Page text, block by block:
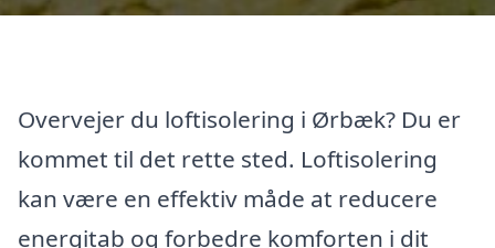
Overvejer du loftisolering i Ørbæk? Du er
kommet til det rette sted. Loftisolering
kan være en effektiv måde at reducere
energitab og forbedre komforten i dit